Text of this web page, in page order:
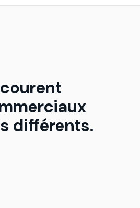
différents.